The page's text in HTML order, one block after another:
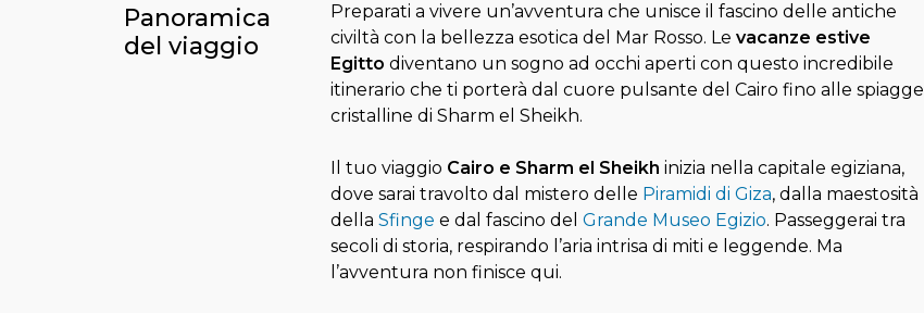
Panoramica
del viaggio
Preparati a vivere un’avventura che unisce il fascino delle antiche
civiltà con la bellezza esotica del Mar Rosso. Le vacanze estive
Egitto diventano un sogno ad occhi aperti con questo incredibile
itinerario che ti porterà dal cuore pulsante del Cairo fino alle spiagge
cristalline di Sharm el Sheikh.
Il tuo viaggio Cairo e Sharm el Sheikh inizia nella capitale egiziana,
dove sarai travolto dal mistero delle Piramidi di Giza, dalla maestosità
della Sfinge e dal fascino del Grande Museo Egizio. Passeggerai tra
secoli di storia, respirando l’aria intrisa di miti e leggende. Ma
l’avventura non finisce qui.